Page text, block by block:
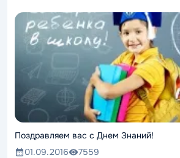
Поздравляем вас с Днем Знаний!
01.09.2016
7559